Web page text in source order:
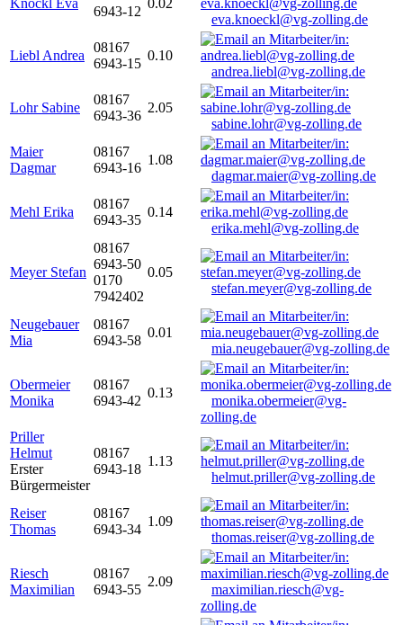
Knöckl Eva
6943-12
0.02
eva.knoeckl@vg-zolling.de
Liebl Andrea
08167
6943-15
0.10
andrea.liebl@vg-zolling.de
Lohr Sabine
08167
6943-36
2.05
sabine.lohr@vg-zolling.de
Maier
Dagmar
08167
6943-16
1.08
dagmar.maier@vg-zolling.de
Mehl Erika
08167
6943-35
0.14
erika.mehl@vg-zolling.de
Meyer Stefan
08167
6943-50
0170
7942402
0.05
stefan.meyer@vg-zolling.de
Neugebauer
Mia
08167
6943-58
0.01
mia.neugebauer@vg-zolling.de
Obermeier
Monika
08167
6943-42
0.13
monika.obermeier@vg-
zolling.de
Priller
Helmut
Erster
Bürgermeister
08167
6943-18
1.13
helmut.priller@vg-zolling.de
Reiser
Thomas
08167
6943-34
1.09
thomas.reiser@vg-zolling.de
Riesch
Maximilian
08167
6943-55
2.09
maximilian.riesch@vg-
zolling.de